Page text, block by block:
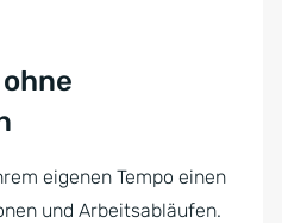
eigenen Tempo einen
und Arbeitsabläufen.